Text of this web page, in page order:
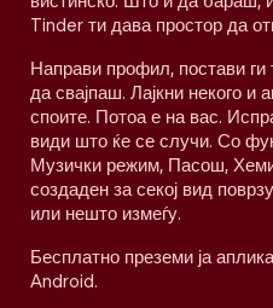
Tinder ти дава простор да
Направи профил, постави
да свајпаш. Лајкни некого и
споите. Потоа е на вас.
види што ќе се случи. Со
Музички режим, Пасош,
создаден за секој вид
или нешто измеѓу.
Бесплатно преземи ја
Android.